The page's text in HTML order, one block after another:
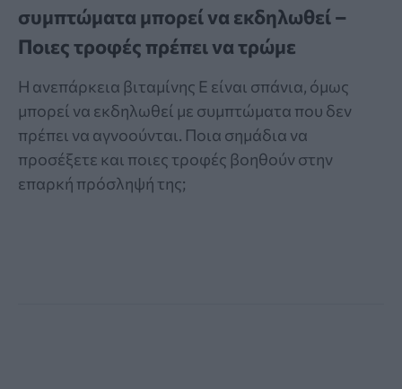
συμπτώματα μπορεί να εκδηλωθεί –
Ποιες τροφές πρέπει να τρώμε
Η ανεπάρκεια βιταμίνης Ε είναι σπάνια, όμως
μπορεί να εκδηλωθεί με συμπτώματα που δεν
πρέπει να αγνοούνται. Ποια σημάδια να
προσέξετε και ποιες τροφές βοηθούν στην
επαρκή πρόσληψή της;